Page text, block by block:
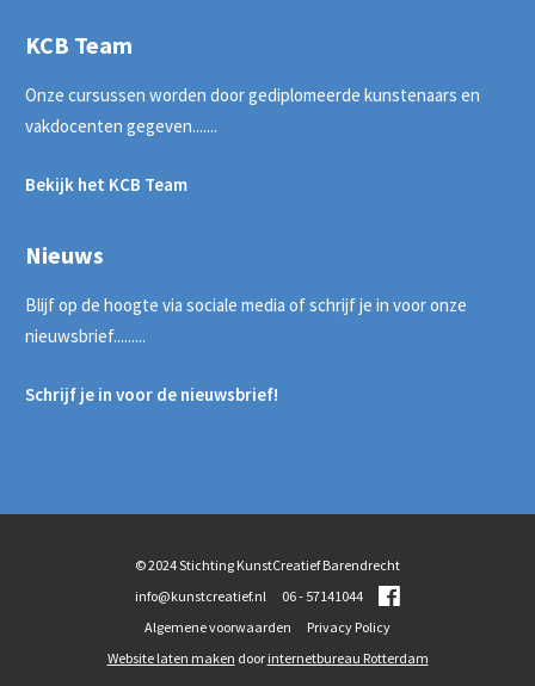
KCB Team
Onze cursussen worden door gediplomeerde kunstenaars en
vakdocenten gegeven.......
Bekijk het KCB Team
Nieuws
Blijf op de hoogte via sociale media of schrijf je in voor onze
nieuwsbrief.........
Schrijf je in voor de nieuwsbrief!
© 2024 Stichting KunstCreatief Barendrecht
info@kunstcreatief.nl
06 - 57141044
Algemene voorwaarden
Privacy Policy
Website laten maken door internetbureau Rotterdam